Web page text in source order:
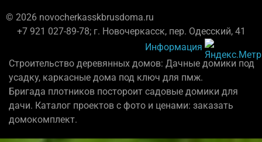
© 2026 novocherkasskbrusdoma.ru
+7 921 027-89-78; г. Новочеркасск, пер. Одесский, 41
Информация
Строительство деревянных домов: Дачные домики под
усадку, каркасные дома под ключ для пмж.
Бригада плотников постороит садовые домики для
дачи. Каталог проектов с фото и ценами: заказать
домокомплект.